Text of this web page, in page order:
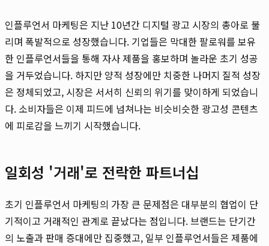
인플루언서 마케팅은 지난 10년간 디지털 광고 시장의 총아로 불
리며 폭발적으로 성장했습니다. 기업들은 막대한 팔로워를 보유
한 인플루언서들을 통해 자사 제품을 홍보하며 놀라운 초기 성공
을 거두었습니다. 하지만 양적 성장에만 치중한 나머지 질적 성장
은 정체되었고, 시장은 서서히 신뢰의 위기를 맞이하게 되었습니
다. 소비자들은 이제 피드에 넘쳐나는 비슷비슷한 광고성 콘텐츠
에 피로감을 느끼기 시작했습니다.
일회성 '거래'로 전락한 파트너십
초기 인플루언서 마케팅의 가장 큰 문제점은 대부분의 협업이 단
기적이고 거래적인 관계로 끝났다는 점입니다. 브랜드는 단기간
의 노출과 판매 증대에만 집중했고, 일부 인플루언서들은 제품에